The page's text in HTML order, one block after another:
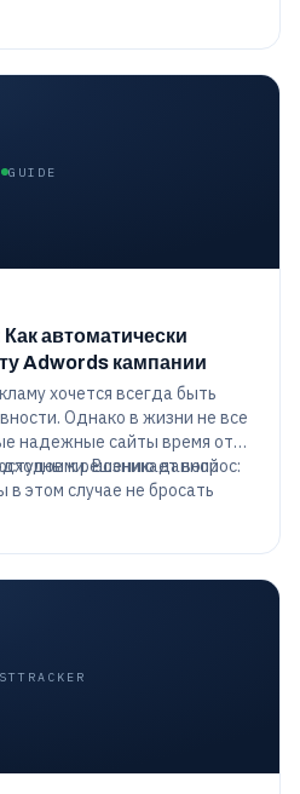
GUIDE
автоматически
Adwords кампании
хочется всегда быть
Однако в жизни не все
надежные сайты время от
Возникает вопрос:
этом случае не бросать
к решению данной